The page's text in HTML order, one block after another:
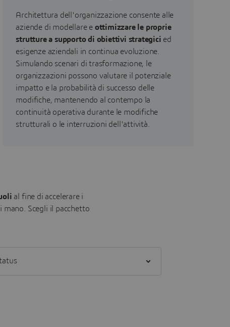
Architettura dell'organizzazione consente alle
aziende di modellare e ottimizzare le proprie
strutture a supporto di obiettivi strategici ed
esigenze aziendali in continua evoluzione.
Simulando scenari di trasformazione, le
organizzazioni possono valutare il potenziale
impatto e la probabilità di successo delle
modifiche, mantenendo al contempo la
continuità operativa durante le modifiche
strutturali o le interruzioni dell'attività.
al fine di accelerare i
mano.
Scegli il pacchetto